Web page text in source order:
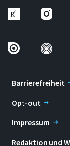
Barrierefreiheit
Opt-out
Impressum
Redaktion und